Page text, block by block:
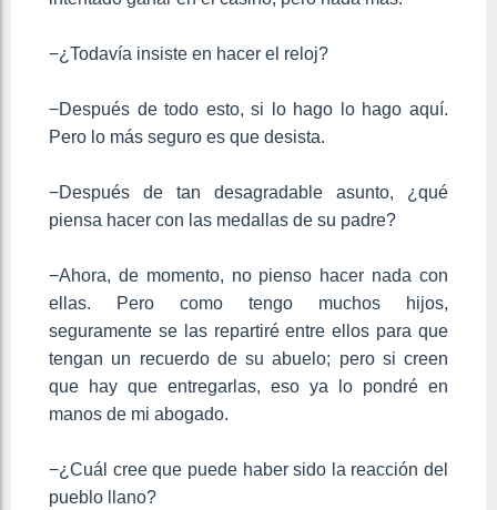
−¿Todavía insiste en hacer el reloj?
−Después de todo esto, si lo hago lo hago aquí.
Pero lo más seguro es que desista.
−Después de tan desagradable asunto, ¿qué
piensa hacer con las medallas de su padre?
−Ahora, de momento, no pienso hacer nada con
ellas. Pero como tengo muchos hijos,
seguramente se las repartiré entre ellos para que
tengan un recuerdo de su abuelo; pero si creen
que hay que entregarlas, eso ya lo pondré en
manos de mi abogado.
−¿Cuál cree que puede haber sido la reacción del
pueblo llano?